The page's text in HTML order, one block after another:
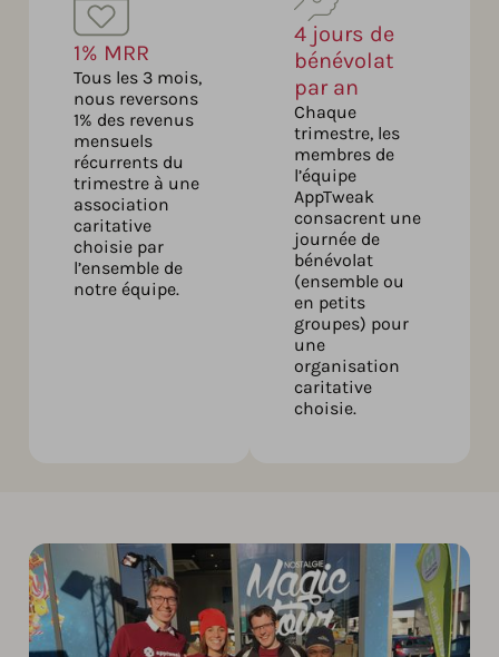
1% MRR
Tous les 3 mois,
nous reversons
1% des revenus
mensuels
récurrents du
trimestre à une
association
caritative
choisie par
l’ensemble de
notre équipe.
4 jours de
bénévolat
par an
Chaque
trimestre, les
membres de
l’équipe
AppTweak
consacrent une
journée de
bénévolat
(ensemble ou
en petits
groupes) pour
une
organisation
caritative
choisie.